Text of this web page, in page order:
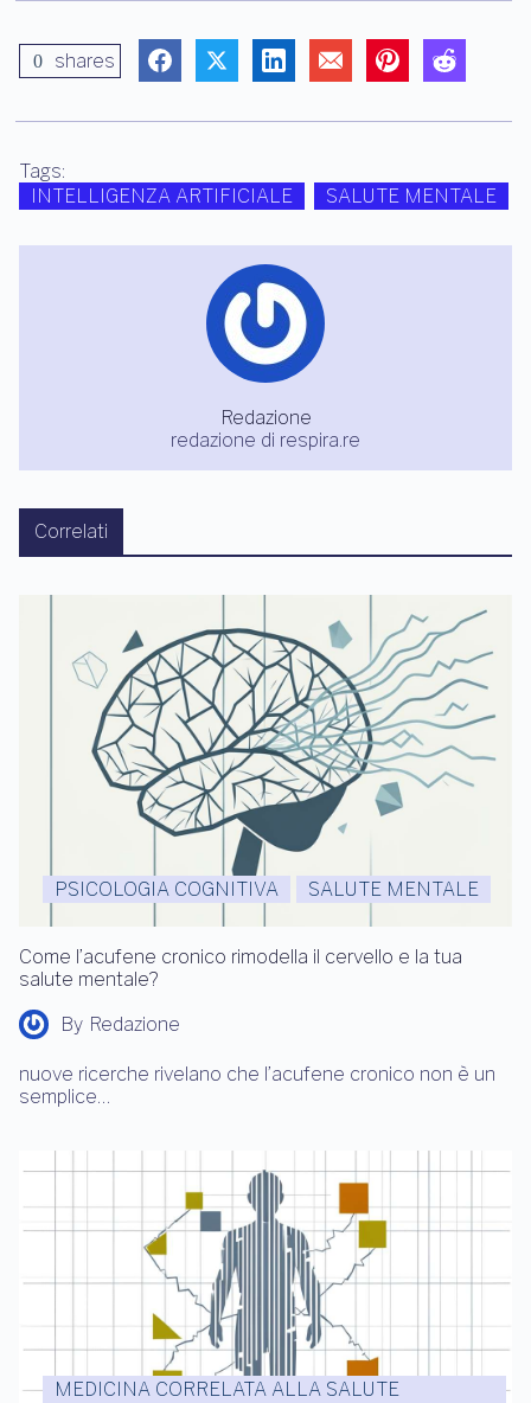
0 shares
Tags:
INTELLIGENZA ARTIFICIALE
SALUTE MENTALE
Redazione
redazione di respira.re
Correlati
PSICOLOGIA COGNITIVA SALUTE MENTALE
Come l’acufene cronico rimodella il cervello e la tua
salute mentale?
By Redazione
nuove ricerche rivelano che l’acufene cronico non è un
semplice…
MEDICINA CORRELATA ALLA SALUTE